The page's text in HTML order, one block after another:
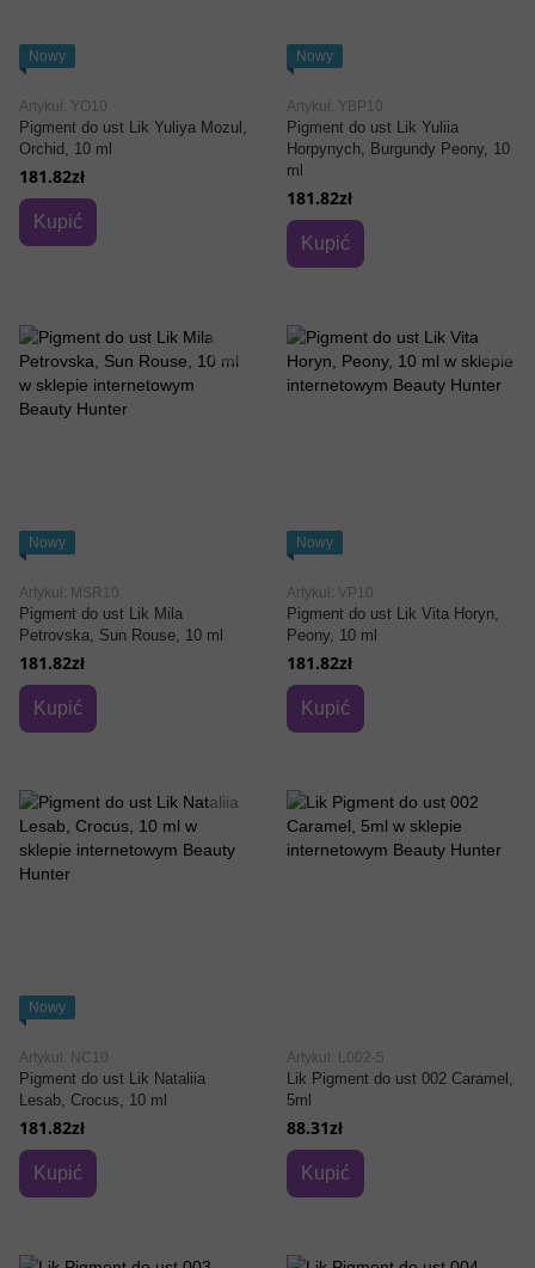
Nowy
Artykuł: YO10
Pigment do ust Lik Yuliya Mozul,
Orchid, 10 ml
181.82zł
Kupić
Nowy
Artykuł: YBP10
Pigment do ust Lik Yuliia
Horpynych, Burgundy Peony, 10
ml
181.82zł
Kupić
Nowy
Artykuł: MSR10
Pigment do ust Lik Mila
Petrovska, Sun Rouse, 10 ml
181.82zł
Kupić
Nowy
Artykuł: VP10
Pigment do ust Lik Vita Horyn,
Peony, 10 ml
181.82zł
Kupić
Nowy
Artykuł: NC10
Pigment do ust Lik Nataliia
Lesab, Crocus, 10 ml
181.82zł
Kupić
Artykuł: L002-5
Lik Pigment do ust 002 Caramel,
5ml
88.31zł
Kupić